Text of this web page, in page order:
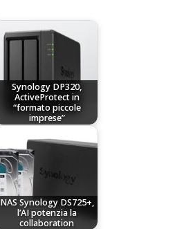
Synology DP320,
ActiveProtect in
“formato piccole
imprese”
NAS Synology DS725+,
l’AI potenzia la
collaboration